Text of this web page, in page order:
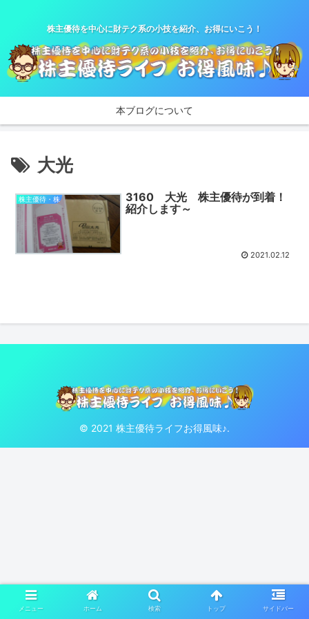
株主優待を中心に財テク系の小技を紹介、お得にいこう！
本ブログについて
大光
株主優待・株
3160 大光 株主優待が到着！
紹介します～
2021.02.12
© 2021 株主優待ライフお得風味♪.
メニュー ホーム 検索 トップ サイドバー